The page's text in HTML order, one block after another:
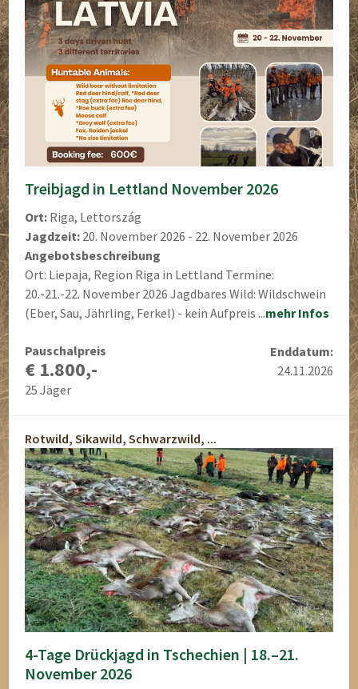
Treibjagd in Lettland November 2026
Ort: Riga, Lettország
Jagdzeit: 20. November 2026 - 22. November 2026
Angebotsbeschreibung
Ort: Liepaja, Region Riga in Lettland Termine:
20.-21.-22. November 2026 Jagdbares Wild: Wildschwein
(Eber, Sau, Jährling, Ferkel) - kein Aufpreis ...mehr Infos
Pauschalpreis
€ 1.800,-
25 Jäger
Enddatum:
24.11.2026
Rotwild, Sikawild, Schwarzwild, ...
4-Tage Drückjagd in Tschechien | 18.–21.
November 2026